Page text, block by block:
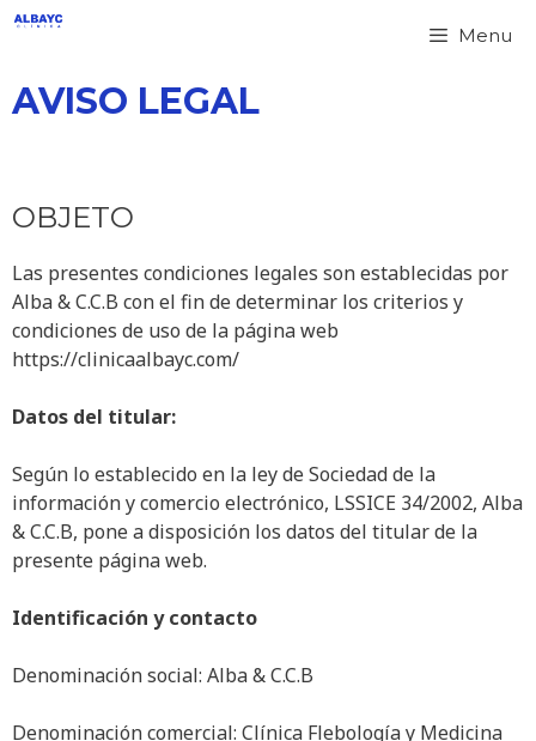
Menu
AVISO LEGAL
OBJETO
Las presentes condiciones legales son establecidas por
Alba & C.C.B con el fin de determinar los criterios y
condiciones de uso de la página web
https://clinicaalbayc.com/
Datos del titular:
Según lo establecido en la ley de Sociedad de la
información y comercio electrónico, LSSICE 34/2002, Alba
& C.C.B, pone a disposición los datos del titular de la
presente página web.
Identificación y contacto
Denominación social: Alba & C.C.B
Denominación comercial: Clínica Flebología y Medicina